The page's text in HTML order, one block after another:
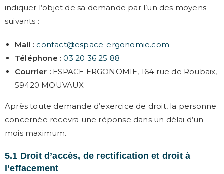
indiquer l’objet de sa demande par l’un des moyens
suivants :
Mail : contact@espace-ergonomie.com
Téléphone : 03 20 36 25 88
Courrier : ESPACE ERGONOMIE, 164 rue de Roubaix,
59420 MOUVAUX
Après toute demande d’exercice de droit, la personne
concernée recevra une réponse dans un délai d’un
mois maximum.
5.1 Droit d’accès, de rectification et droit à
l’effacement